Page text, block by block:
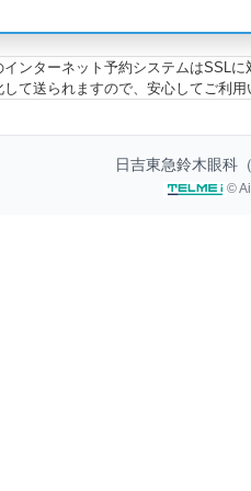
インターネット予約システムはSSL
して送られますので、安心してご利用
日吉東急鈴木眼科
©